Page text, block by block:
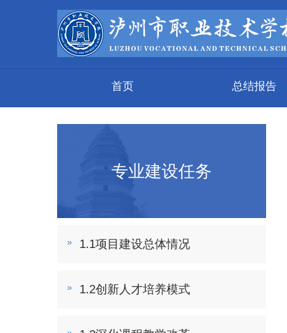
首页 总结报告
专业建设任务
1.1项目建设总体情况
1.2创新人才培养模式